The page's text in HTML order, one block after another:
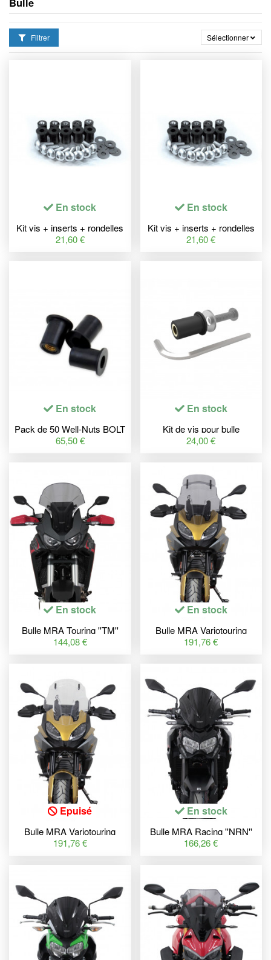
Filtrer Sélectionner
En stock
Kit vis + inserts + rondelles
pour bulle BIHR Ø5mm alu
21,60 €
En stock
Kit vis + inserts + rondelles
pour bulle BIHR Ø5mm noir
21,60 €
En stock
Pack de 50 Well-Nuts BOLT
50 pièces
65,50 €
En stock
Kit de vis pour bulle
OXFORD argent
24,00 €
En stock
Bulle MRA Touring ''TM''
fumé Honda CRF1100
144,08 €
En stock
Bulle MRA Variotouring
''VTM'' fumé BMW F900XR
191,76 €
Epuisé
Bulle MRA Variotouring
''VTM'' clair BMW F900XR
191,76 €
En stock
Bulle MRA Racing ''NRN''
noir Kawasaki Z900
166,26 €